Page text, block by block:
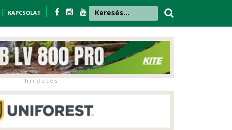
KAPCSOLAT
h i r d e t é s